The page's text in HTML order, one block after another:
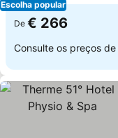
Escolha popular
De € 266
Consulte os preços de